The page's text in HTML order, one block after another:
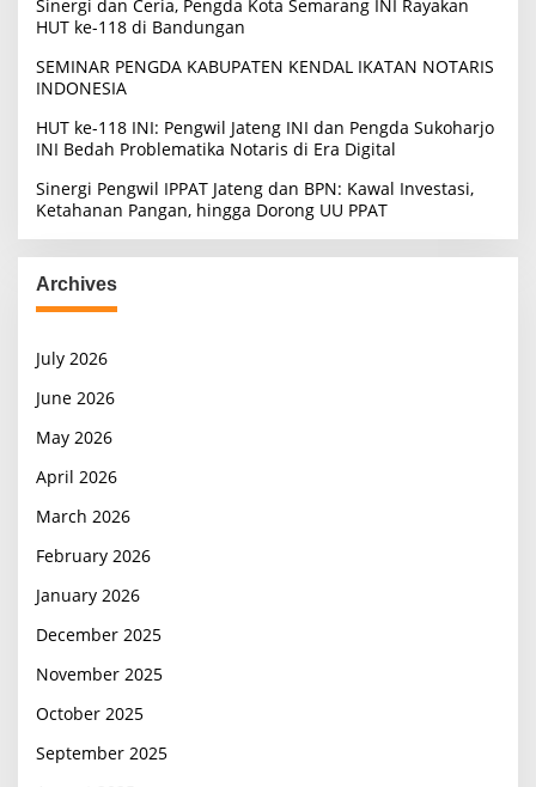
Sinergi dan Ceria, Pengda Kota Semarang INI Rayakan
HUT ke-118 di Bandungan
SEMINAR PENGDA KABUPATEN KENDAL IKATAN NOTARIS
INDONESIA
HUT ke-118 INI: Pengwil Jateng INI dan Pengda Sukoharjo
INI Bedah Problematika Notaris di Era Digital
Sinergi Pengwil IPPAT Jateng dan BPN: Kawal Investasi,
Ketahanan Pangan, hingga Dorong UU PPAT
Archives
July 2026
June 2026
May 2026
April 2026
March 2026
February 2026
January 2026
December 2025
November 2025
October 2025
September 2025